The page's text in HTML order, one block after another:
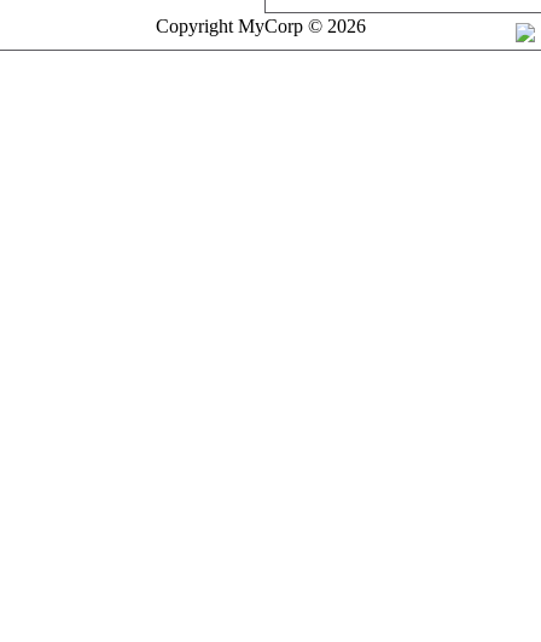
Copyright MyCorp © 2026